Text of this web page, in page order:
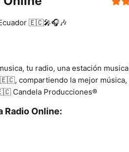
🇪🇨🎤🎧🎶
tu radio, una estación
compartiendo la mejor música,
Candela Producciones®
Radio Online: